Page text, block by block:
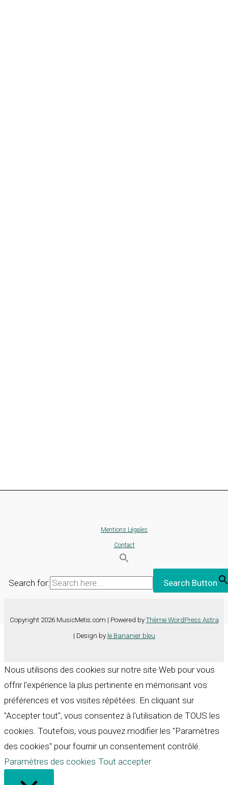
Mentions Légales
Contact
Search for: Search Button
Copyright 2026 MusicMetis.com | Powered by Thème WordPress Astra
| Design by le Bananier bleu
Nous utilisons des cookies sur notre site Web pour vous
offrir l'expérience la plus pertinente en mémorisant vos
préférences et vos visites répétées. En cliquant sur
"Accepter tout", vous consentez à l'utilisation de TOUS les
cookies. Toutefois, vous pouvez modifier les "Paramètres
des cookies" pour fournir un consentement contrôlé.
Paramètres des cookies Tout accepter